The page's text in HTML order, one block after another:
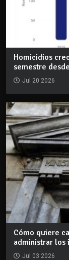
Homicidios
semestre
Jul 20 2026
Cómo quiere
administrar los
Jul 03 2026